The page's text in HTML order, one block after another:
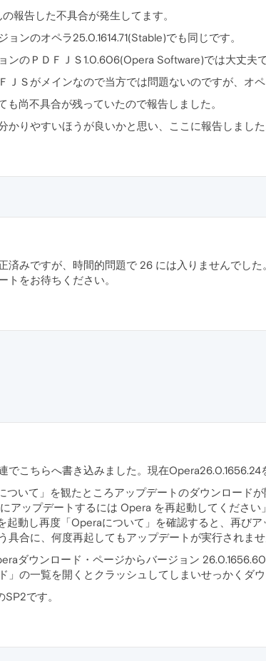
報告した不具合が発生してます。
ョンのオペラ25.0.1614.71(Stable)でも同じです。
ンのＰＤＦＪＳ1.0.606(Opera Software)では大丈夫で
ＪＳがメインなので当方では問題ないのですが、オ
も尚不具合が残っていたので報告しました。
かりやすいほうが良いかと思い、ここに報告しました
済みですが、時間的問題で 26 には入りませんでした
トをお待ちください。
でこちらへ書き込みました。現在Opera26.0.1656.24
ついて」を観たところアップデートのダウンロード
アップデートするには Opera を再起動してくださ
起動し再度「Operaについて」を確認すると、再び
具合に、何度再起してもアップデートが実行されませ
ダウンロード・ページからバージョン
」の一覧を開くとクラッシュしてしまいせっかくダ
です。